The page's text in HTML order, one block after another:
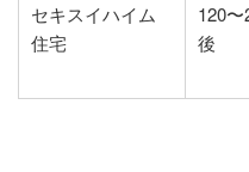
セキスイハイム
住宅
120
後